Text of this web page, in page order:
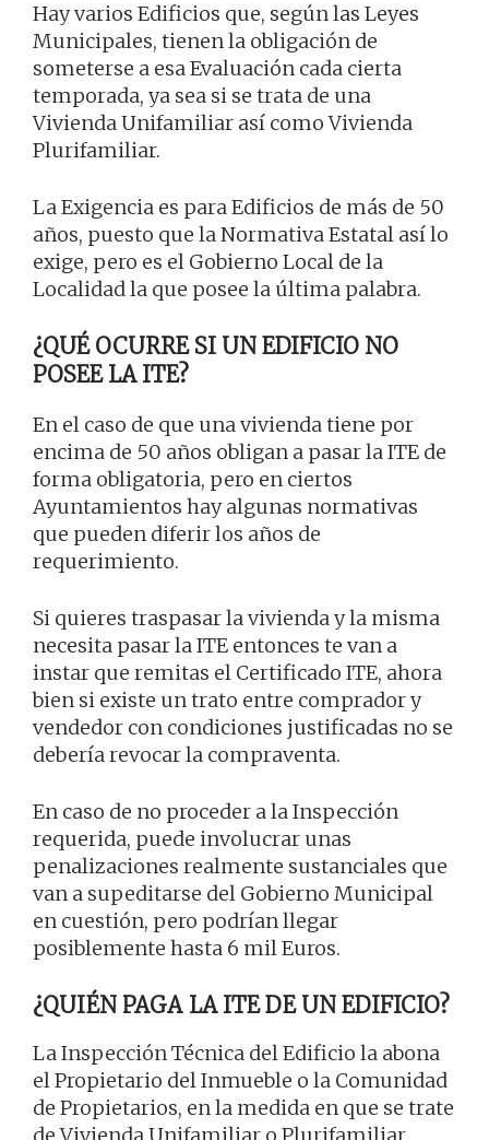
Hay varios Edificios que, según las Leyes
Municipales, tienen la obligación de
someterse a esa Evaluación cada cierta
temporada, ya sea si se trata de una
Vivienda Unifamiliar así como Vivienda
Plurifamiliar.
La Exigencia es para Edificios de más de 50
años, puesto que la Normativa Estatal así lo
exige, pero es el Gobierno Local de la
Localidad la que posee la última palabra.
¿QUÉ OCURRE SI UN EDIFICIO NO
POSEE LA ITE?
En el caso de que una vivienda tiene por
encima de 50 años obligan a pasar la ITE de
forma obligatoria, pero en ciertos
Ayuntamientos hay algunas normativas
que pueden diferir los años de
requerimiento.
Si quieres traspasar la vivienda y la misma
necesita pasar la ITE entonces te van a
instar que remitas el Certificado ITE, ahora
bien si existe un trato entre comprador y
vendedor con condiciones justificadas no se
debería revocar la compraventa.
En caso de no proceder a la Inspección
requerida, puede involucrar unas
penalizaciones realmente sustanciales que
van a supeditarse del Gobierno Municipal
en cuestión, pero podrían llegar
posiblemente hasta 6 mil Euros.
¿QUIÉN PAGA LA ITE DE UN EDIFICIO?
La Inspección Técnica del Edificio la abona
el Propietario del Inmueble o la Comunidad
de Propietarios, en la medida en que se trate